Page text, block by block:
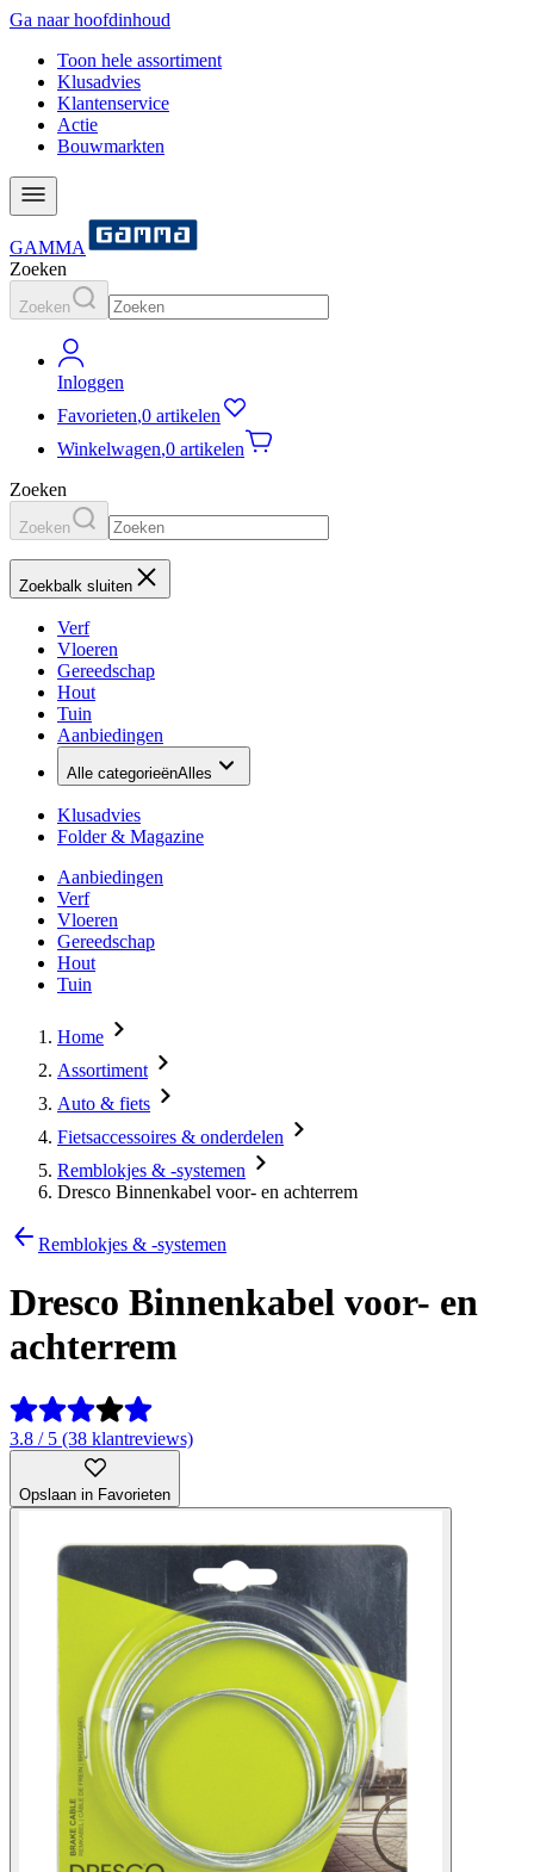
Ga naar hoofdinhoud
Toon hele assortiment
Klusadvies
Klantenservice
Actie
Bouwmarkten
GAMMA
Zoeken
Zoeken
Inloggen
Favorieten,0 artikelen
Winkelwagen,0 artikelen
Zoeken
Zoeken
Zoekbalk sluiten
Verf
Vloeren
Gereedschap
Hout
Tuin
Aanbiedingen
Alle categorieënAlles
Klusadvies
Folder & Magazine
Aanbiedingen
Verf
Vloeren
Gereedschap
Hout
Tuin
Home
Assortiment
Auto & fiets
Fietsaccessoires & onderdelen
Remblokjes & -systemen
Dresco Binnenkabel voor- en achterrem
Remblokjes & -systemen
Dresco Binnenkabel voor- en
achterrem
3.8 / 5 (38 klantreviews)
Opslaan in Favorieten